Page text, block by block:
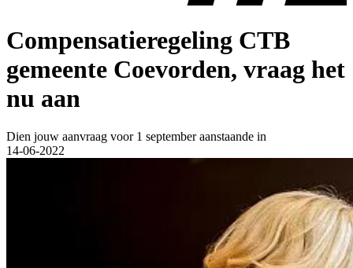
Compensatieregeling CTB
gemeente Coevorden, vraag het
nu aan
Dien jouw aanvraag voor 1 september aanstaande in
14-06-2022